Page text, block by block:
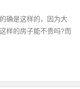
确是这样的，因为大
样的房子能不贵吗?而